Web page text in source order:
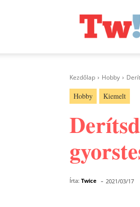
Kezdőlap Hobby
Hobby Kiemelt
Írta: Twice - 2021/03/17